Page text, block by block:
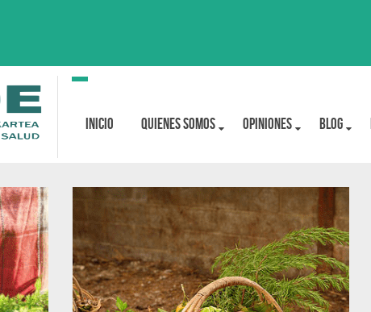
Toggle
Inicio Quienes Somos OPINIONES BLOG